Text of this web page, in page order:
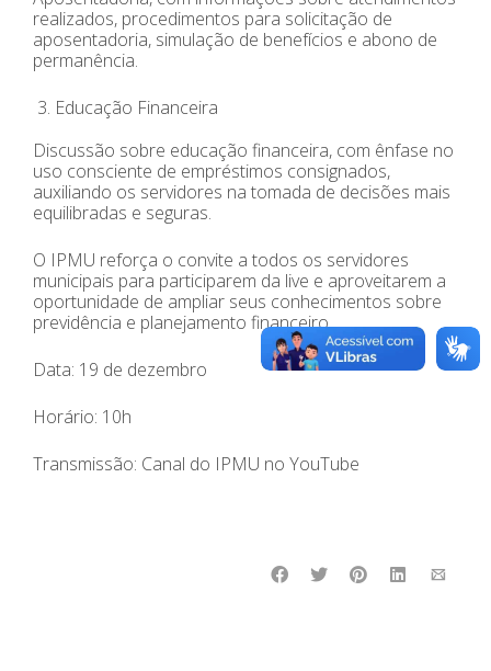
realizados, procedimentos para solicitação de
aposentadoria, simulação de benefícios e abono de
permanência.
Educação Financeira
Discussão sobre educação financeira, com ênfase no
uso consciente de empréstimos consignados,
auxiliando os servidores na tomada de decisões mais
equilibradas e seguras.
O IPMU reforça o convite a todos os servidores
municipais para participarem da live e aproveitarem a
oportunidade de ampliar seus conhecimentos sobre
previdência e planejamento financeiro.
Data: 19 de dezembro
Horário: 10h
Transmissão: Canal do IPMU no YouTube